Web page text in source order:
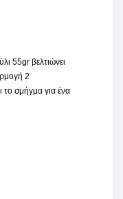
55gr βελτιώνει
2
το σμήγμα για ένα